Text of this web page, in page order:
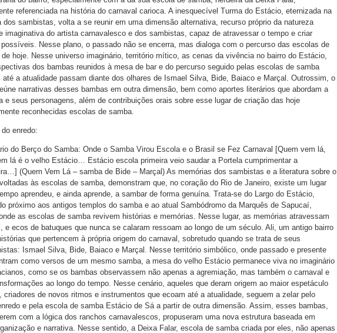
referenciada na história do carnaval carioca. A inesquecível Turma do Estácio, eternizada na
dos sambistas, volta a se reunir em uma dimensão alternativa, recurso próprio da natureza
imaginativa do artista carnavalesco e dos sambistas, capaz de atravessar o tempo e criar
Nesse plano, o passado não se encerra, mas dialoga com o percurso das escolas de
hoje. Nesse universo imaginário, território mítico, as cenas da vivência no bairro do Estácio,
dos bambas reunidos à mesa de bar e do percurso seguido pelas escolas de samba
até a atualidade passam diante dos olhares de Ismael Silva, Bide, Baiaco e Marçal. Outrossim, o
narrativas desses bambas em outra dimensão, bem como aportes literários que abordam a
e seus personagens, além de contribuições orais sobre esse lugar de criação das hoje
reconhecidas escolas de samba.
enredo:
do Berço do Samba: Onde o Samba Virou Escola e o Brasil se Fez Carnaval [Quem vem lá,
lá é o velho Estácio… Estácio escola primeira veio saudar a Portela cumprimentar a
(Quem Vem Lá – samba de Bide – Marçal) As memórias dos sambistas e a literatura sobre o
às escolas de samba, demonstram que, no coração do Rio de Janeiro, existe um lugar
aprendeu, e ainda aprende, a sambar de forma genuína. Trata-se do Largo do Estácio,
próximo aos antigos templos do samba e ao atual Sambódromo da Marquês de Sapucaí,
as escolas de samba revivem histórias e memórias. Nesse lugar, as memórias atravessam
e ecos de batuques que nunca se calaram ressoam ao longo de um século. Ali, um antigo bairro
que pertencem à própria origem do carnaval, sobretudo quando se trata de seus
Ismael Silva, Bide, Baiaco e Marçal. Nesse território simbólico, onde passado e presente
como versos de um mesmo samba, a mesa do velho Estácio permanece viva no imaginário
como se os bambas observassem não apenas a agremiação, mas também o carnaval e
ao longo do tempo. Nesse cenário, aqueles que deram origem ao maior espetáculo
criadores de novos ritmos e instrumentos que ecoam até a atualidade, seguem a zelar pelo
e pela escola de samba Estácio de Sá a partir de outra dimensão. Assim, esses bambas,
com a lógica dos ranchos carnavalescos, propuseram uma nova estrutura baseada em
e narrativa. Nesse sentido, a Deixa Falar, escola de samba criada por eles, não apenas